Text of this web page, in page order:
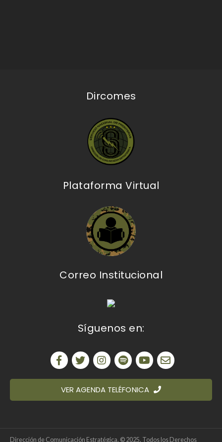
Dircomes
Plataforma Virtual
Correo Institucional
Síguenos en:
VER AGENDA TELÉFONICA
Dirección de Comunicación Estratégica. © 2025. Todos los Derechos